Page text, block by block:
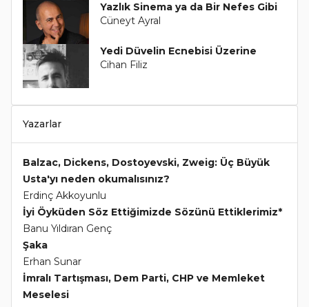
Yazlık Sinema ya da Bir Nefes Gibi
Cüneyt Ayral
Yedi Düvelin Ecnebisi Üzerine
Cihan Filiz
Yazarlar
Balzac, Dickens, Dostoyevski, Zweig: Üç Büyük
Usta'yı neden okumalısınız?
Erdinç Akkoyunlu
İyi Öyküden Söz Ettiğimizde Sözünü Ettiklerimiz*
Banu Yıldıran Genç
Şaka
Erhan Sunar
İmralı Tartışması, Dem Parti, CHP ve Memleket
Meselesi